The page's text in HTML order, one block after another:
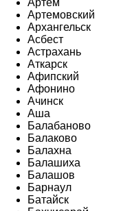
Артем
Артемовский
Архангельск
Асбест
Астрахань
Аткарск
Афипский
Афонино
Ачинск
Аша
Балабаново
Балаково
Балахна
Балашиха
Балашов
Барнаул
Батайск